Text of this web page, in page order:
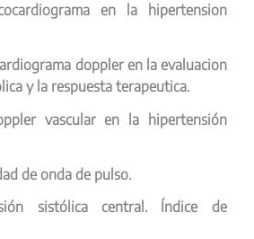
en la hipertension
doppler en la evaluacion
y la respuesta terapeutica.
vascular en la hipertensión
de onda de pulso.
sistólica central. Índice de